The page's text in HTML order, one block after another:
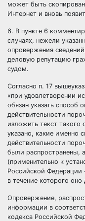
может быть
Интернет и вновь
6. В пункте 6
случаях, нежели
опровержения
деловую репутацию
судом.
Согласно п. 17
«при удовлетворении
обязан указать способ
действительности
изложить текст
указано, какие именно
действительности
были распространены,
(применительно к
Российской
в течение которого
Опровержение,
информации в
кодекса Российской